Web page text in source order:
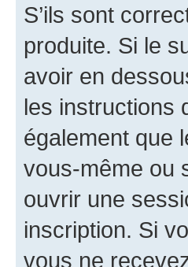
S’ils sont
produite. Si le
avoir en
les instructions
également que
vous-même ou
ouvrir une
inscription. Si
vous ne